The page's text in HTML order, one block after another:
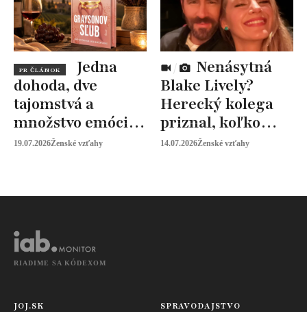
PR ČLÁNOK
dohoda, dve
tajomstvá a
množstvo emócií.
Mia Sheridan a
19.07.2026Ženské vzťahy
Blake Lively?
Herecký kolega
priznal, koľko
peňazí od neho
14.07.2026Ženské vzťahy
RIADIME SA KÓDEXOM
JOJ.SK SPRAVODAJSTVO